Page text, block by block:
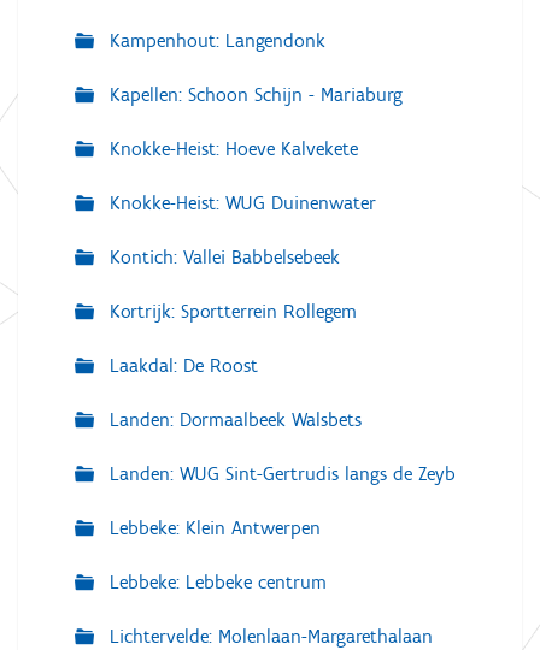
Kampenhout: Langendonk
Kapellen: Schoon Schijn - Mariaburg
Knokke-Heist: Hoeve Kalvekete
Knokke-Heist: WUG Duinenwater
Kontich: Vallei Babbelsebeek
Kortrijk: Sportterrein Rollegem
Laakdal: De Roost
Landen: Dormaalbeek Walsbets
Landen: WUG Sint-Gertrudis langs de Zeyb
Lebbeke: Klein Antwerpen
Lebbeke: Lebbeke centrum
Lichtervelde: Molenlaan-Margarethalaan